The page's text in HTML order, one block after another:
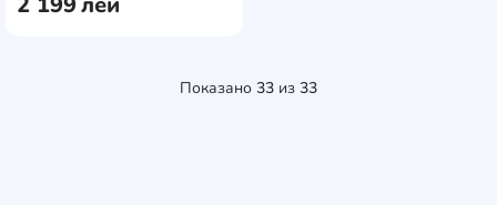
Показано 33 из 33